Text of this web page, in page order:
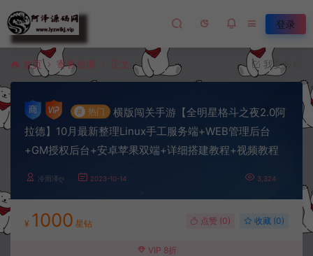
登录
首页 寄售资源 正文 我要投稿
# 热门
横版闯关手游【全明星格斗之夜2.0阿
拉德】10月最新整理Linux手工服务端+WEB管理后台
+GM授权后台+安卓苹果双端+详细搭建教程+视频教程
冷雨泽ღ 2023-10-14 3,324
¥ 1000 星钻 点赞 (0) 收藏 (0)
VIP 8折